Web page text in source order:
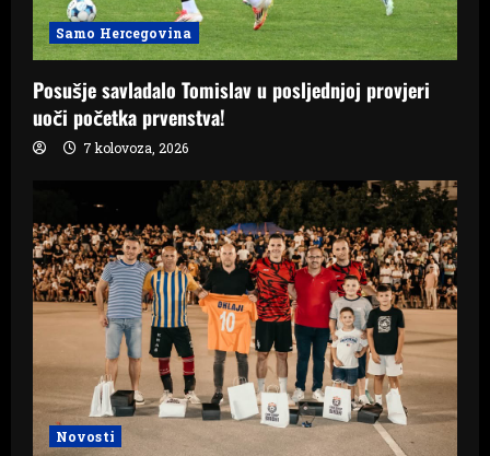
Samo Hercegovina
Posušje savladalo Tomislav u posljednjoj provjeri
uoči početka prvenstva!
7 kolovoza, 2026
Novosti